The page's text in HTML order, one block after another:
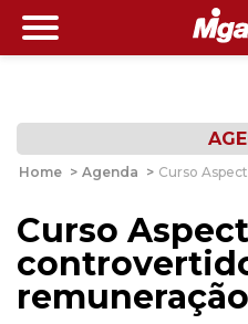
Home > Agenda > Curso
Curso
remuneração